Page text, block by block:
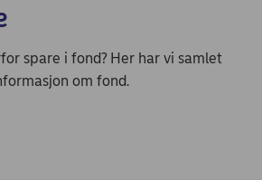
spare i fond? Her har vi samlet
om fond.